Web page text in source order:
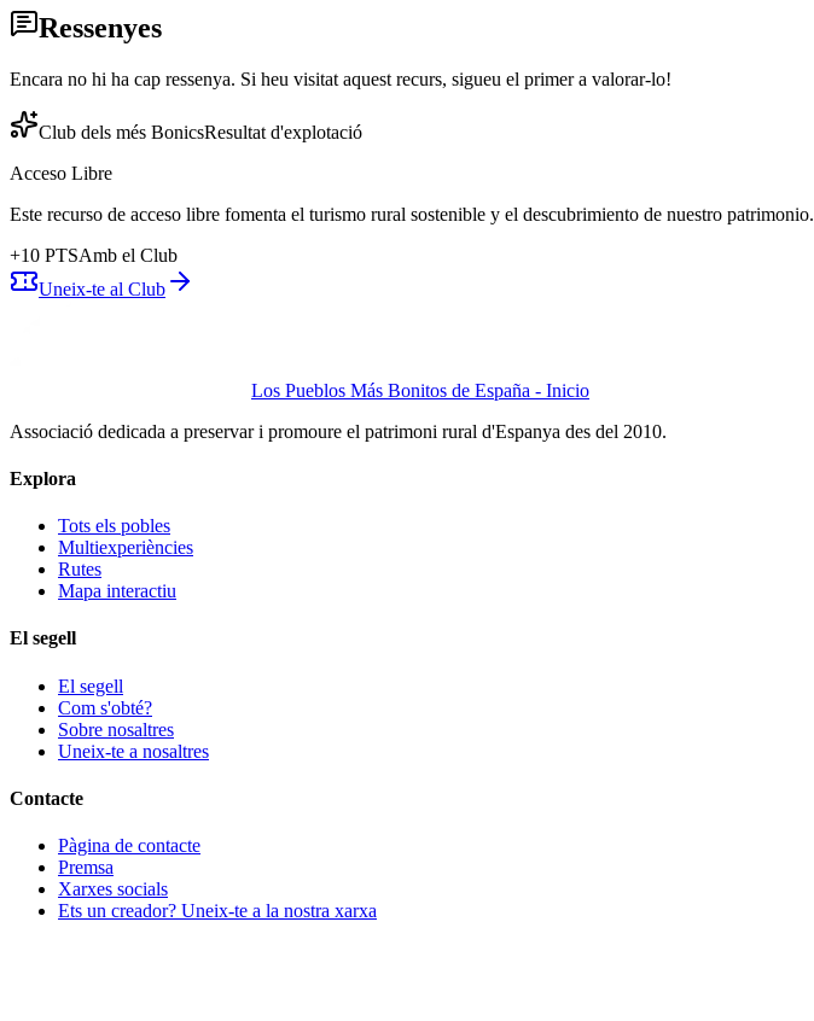
Ressenyes
Encara no hi ha cap ressenya. Si heu visitat aquest recurs, sigueu el primer a valorar-lo!
Club dels més BonicsResultat d'explotació
Acceso Libre
Este recurso de acceso libre fomenta el turismo rural sostenible y el descubrimiento de nuestro patrimonio.
+10 PTSAmb el Club
Uneix-te al Club
Los Pueblos Más Bonitos de España - Inicio
Associació dedicada a preservar i promoure el patrimoni rural d'Espanya des del 2010.
Explora
Tots els pobles
Multiexperiències
Rutes
Mapa interactiu
El segell
El segell
Com s'obté?
Sobre nosaltres
Uneix-te a nosaltres
Contacte
Pàgina de contacte
Premsa
Xarxes socials
Ets un creador? Uneix-te a la nostra xarxa